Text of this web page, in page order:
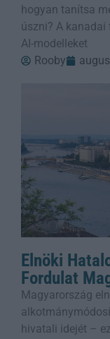
hogyan tanítsa
úszni? A
AI-modelleket
Rooby
Elnöki
Fordulat
Magyarország
hivatali idejét –